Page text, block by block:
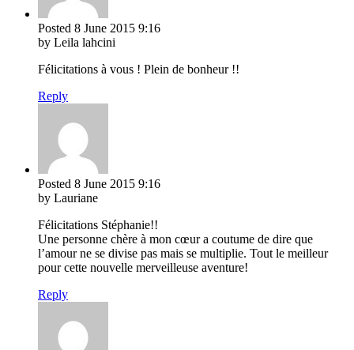
Posted 8 June 2015 9:16
by Leila lahcini
Félicitations à vous ! Plein de bonheur !!
Reply
Posted 8 June 2015 9:16
by Lauriane
Félicitations Stéphanie!!
Une personne chère à mon cœur a coutume de dire que
l’amour ne se divise pas mais se multiplie. Tout le meilleur
pour cette nouvelle merveilleuse aventure!
Reply